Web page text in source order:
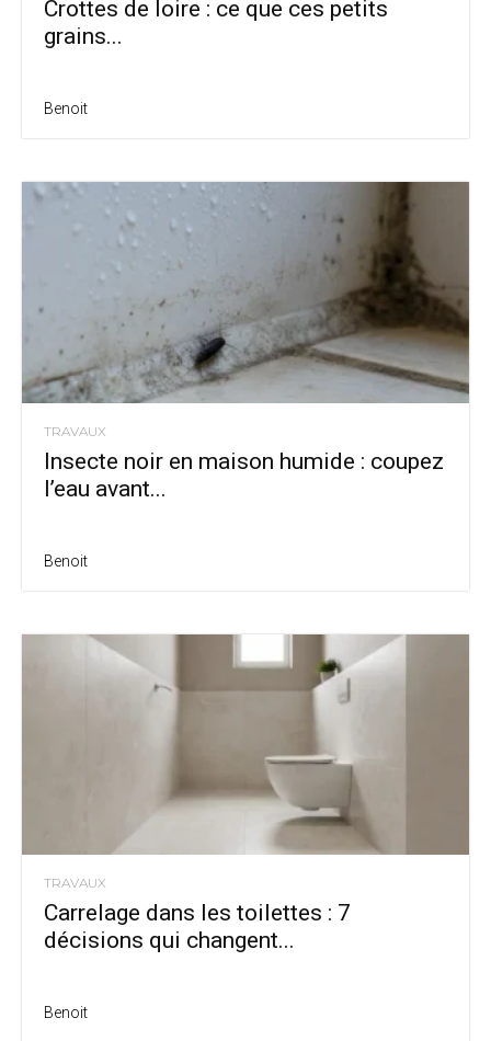
Crottes de loire : ce que ces petits
grains...
Benoit
TRAVAUX
Insecte noir en maison humide : coupez
l’eau avant...
Benoit
TRAVAUX
Carrelage dans les toilettes : 7
décisions qui changent...
Benoit